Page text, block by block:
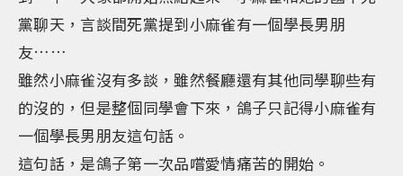
黨聊天，言談間死黨提到小麻雀有一個學長男朋
友……
雖然小麻雀沒有多談，雖然餐廳還有其他同學聊些有
的沒的，但是整個同學會下來，鴿子只記得小麻雀有
一個學長男朋友這句話。
這句話，是鴿子第一次品嚐愛情痛苦的開始。